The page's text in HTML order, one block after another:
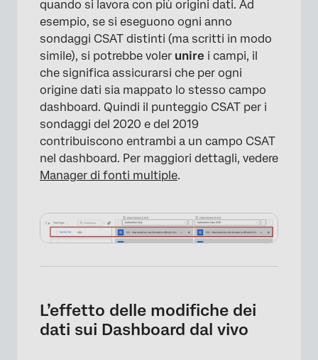
×
quando si lavora con più origini dati. Ad
esempio, se si eseguono ogni anno
sondaggi CSAT distinti (ma scritti in modo
simile), si potrebbe voler unire i campi, il
che significa assicurarsi che per ogni
origine dati sia mappato lo stesso campo
dashboard. Quindi il punteggio CSAT per i
sondaggi del 2020 e del 2019
contribuiscono entrambi a un campo CSAT
nel dashboard. Per maggiori dettagli, vedere
Manager di fonti multiple.
L’effetto delle modifiche dei
dati sui Dashboard dal vivo